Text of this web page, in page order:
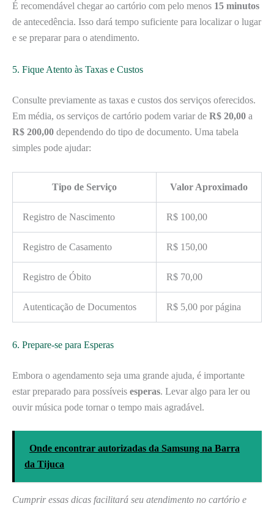
É recomendável chegar ao cartório com pelo menos 15 minutos
de antecedência. Isso dará tempo suficiente para localizar o lugar
e se preparar para o atendimento.
5. Fique Atento às Taxas e Custos
Consulte previamente as taxas e custos dos serviços oferecidos.
Em média, os serviços de cartório podem variar de R$ 20,00 a
R$ 200,00 dependendo do tipo de documento. Uma tabela
simples pode ajudar:
Tipo de Serviço Valor Aproximado
Registro de Nascimento R$ 100,00
Registro de Casamento R$ 150,00
Registro de Óbito R$ 70,00
Autenticação de Documentos R$ 5,00 por página
6. Prepare-se para Esperas
Embora o agendamento seja uma grande ajuda, é importante
estar preparado para possíveis esperas. Levar algo para ler ou
ouvir música pode tornar o tempo mais agradável.
Onde encontrar autorizadas da Samsung na Barra
da Tijuca
Cumprir essas dicas facilitará seu atendimento no cartório e